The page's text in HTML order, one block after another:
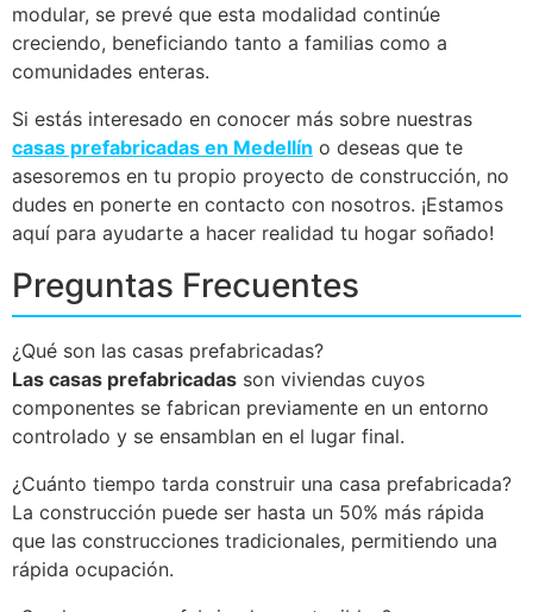
modular, se prevé que esta modalidad continúe
creciendo, beneficiando tanto a familias como a
comunidades enteras.
Si estás interesado en conocer más sobre nuestras
casas prefabricadas en Medellín o deseas que te
asesoremos en tu propio proyecto de construcción, no
dudes en ponerte en contacto con nosotros. ¡Estamos
aquí para ayudarte a hacer realidad tu hogar soñado!
Preguntas Frecuentes
¿Qué son las casas prefabricadas?
Las casas prefabricadas son viviendas cuyos
componentes se fabrican previamente en un entorno
controlado y se ensamblan en el lugar final.
¿Cuánto tiempo tarda construir una casa prefabricada?
La construcción puede ser hasta un 50% más rápida
que las construcciones tradicionales, permitiendo una
rápida ocupación.